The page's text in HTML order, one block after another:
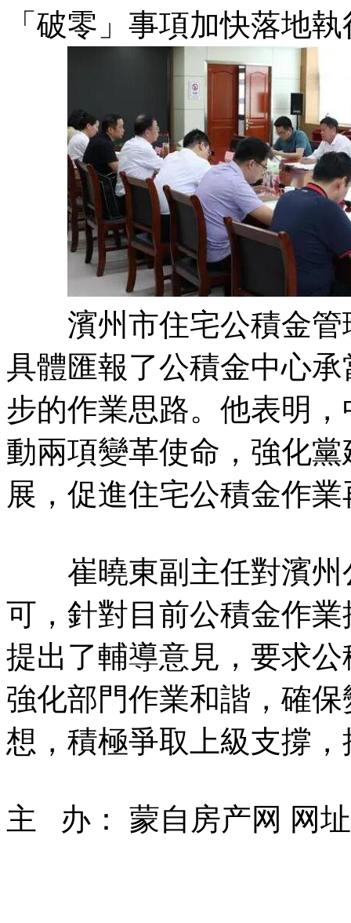
「破零」事項加快落地
濱州市住宅公積金管
具體匯報了公積金中心
步的作業思路。他表明
動兩項變革使命，強化
展，促進住宅公積金作
崔曉東副主任對濱州
可，針對目前公積金作
提出了輔導意見，要求
強化部門作業和諧，確
想，積極爭取上級支撐
主 办： 蒙自房产网 网